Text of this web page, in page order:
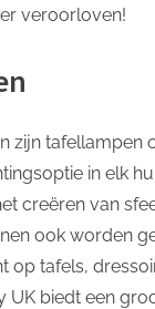
veroorloven!
zijn tafellampen
in elk
creëren van
ook worden
op tafels,
UK biedt een